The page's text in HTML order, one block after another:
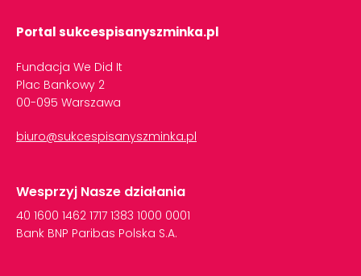
Portal sukcespisanyszminka.pl
Fundacja We Did It
Plac Bankowy 2
00-095 Warszawa
biuro@sukcespisanyszminka.pl
Wesprzyj Nasze działania
40 1600 1462 1717 1383 1000 0001
Bank BNP Paribas Polska S.A.